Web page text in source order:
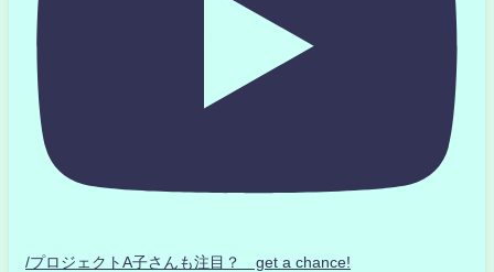
/プロジェクトA子さんも注目？ get a chance!